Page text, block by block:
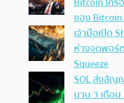
ของ
เจ้ามือเปิด
ห่างจุดพอร์
Squeeze
SOL ส่งสัญ
นาน 3 เดือ